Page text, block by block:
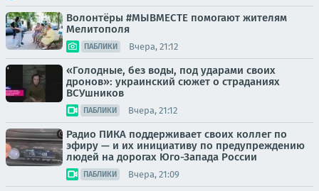
Волонтёры #МЫВМЕСТЕ помогают жителям
Мелитополя
ПАБЛИКИ Вчера, 21:12
«Голодные, без воды, под ударами своих
дронов»: украинский сюжет о страданиях
ВСУшников
ПАБЛИКИ Вчера, 21:12
Радио ПИКА поддерживает своих коллег по
эфиру — и их инициативу по предупреждению
людей на дорогах Юго-Запада России
ПАБЛИКИ Вчера, 21:09